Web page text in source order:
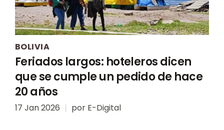
BOLIVIA
Feriados largos: hoteleros dicen
que se cumple un pedido de hace
20 años
17 Jan 2026 por E-Digital